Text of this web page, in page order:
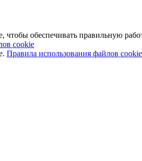
обеспечивать правильную
cookie
Правила использования файлов cookie